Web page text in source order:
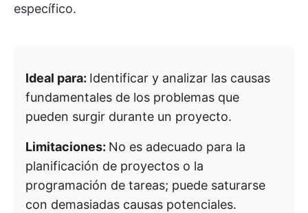
específico.
Ideal para: Identificar y analizar las causas
fundamentales de los problemas que
pueden surgir durante un proyecto.
Limitaciones: No es adecuado para la
planificación de proyectos o la
programación de tareas; puede saturarse
con demasiadas causas potenciales.